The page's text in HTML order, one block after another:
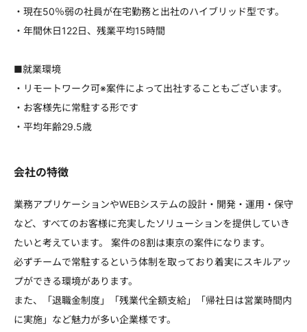
・現在50％弱の社員が在宅勤務と出社のハイブリッド型です。
・年間休日122日、残業平均15時間
■就業環境
・リモートワーク可※案件によって出社することもございます。
・お客様先に常駐する形です
・平均年齢29.5歳
会社の特徴
業務アプリケーションやWEBシステムの設計・開発・運用・保守
など、すべてのお客様に充実したソリューションを提供していき
たいと考えています。 案件の8割は東京の案件になります。
必ずチームで常駐するという体制を取っており着実にスキルアッ
プができる環境があります。
また、「退職金制度」「残業代全額支給」「帰社日は営業時間内
に実施」など魅力が多い企業様です。